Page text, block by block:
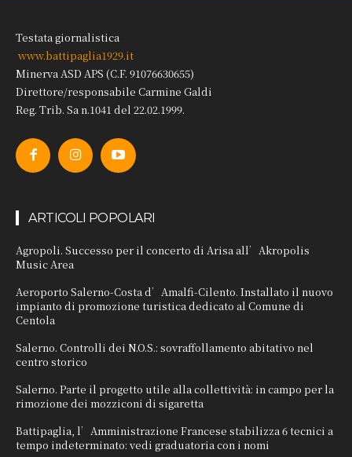
Testata giornalistica
www.battipaglia1929.it
Minerva ASD APS (C.F. 91076630655)
Direttore/responsabile Carmine Galdi
Reg. Trib. Sa n.1041 del 22.02.1999.
ARTICOLI POPOLARI
Agropoli. Successo per il concerto di Arisa all’Akropolis
Music Area
Aeroporto Salerno-Costa d’Amalfi-Cilento. Installato il nuovo
impianto di promozione turistica dedicato al Comune di
Centola
Salerno. Controlli dei N.O.S.: sovraffollamento abitativo nel
centro storico
Salerno. Parte il progetto utile alla collettività: in campo per la
rimozione dei mozziconi di sigaretta
Battipaglia, l’Amministrazione Francese stabilizza 6 tecnici a
tempo indeterminato: vedi graduatoria con i nomi